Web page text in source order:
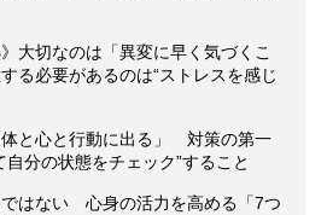
大切なのは「異変に早く気づくこ
る必要があるのは“ストレスを感じ
と心と行動に出る」 対策の第一
分の状態をチェック”すること
はない 心身の活力を高める「7つ